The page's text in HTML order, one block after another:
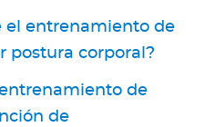
el entrenamiento de
postura corporal?
de
de